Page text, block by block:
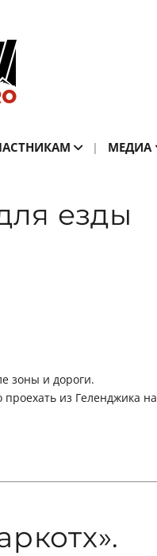
МЕДИА
езды
зоны и дороги.
из Геленджика